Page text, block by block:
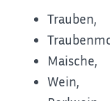
Trauben,
Maische,
Wein,